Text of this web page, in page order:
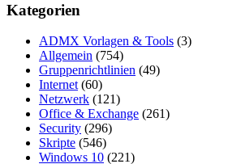
Kategorien
ADMX Vorlagen & Tools (3)
Allgemein (754)
Gruppenrichtlinien (49)
Internet (60)
Netzwerk (121)
Office & Exchange (261)
Security (296)
Skripte (546)
Windows 10 (221)